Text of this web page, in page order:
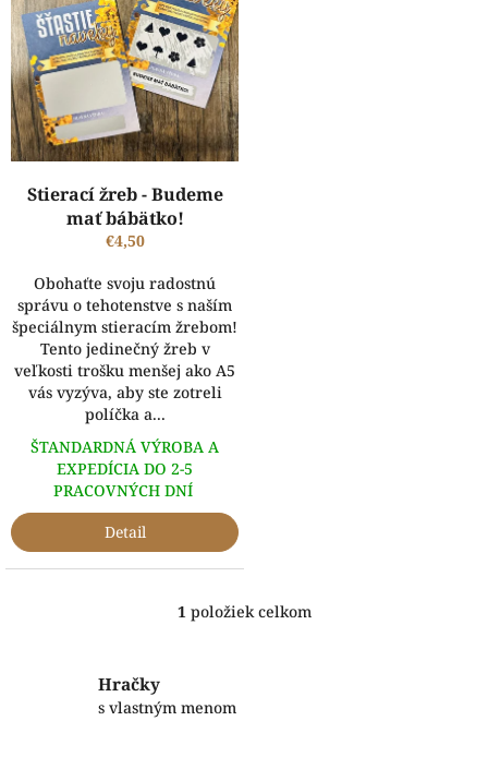
k
t
o
v
i
s
p
r
o
d
u
Stierací žreb - Budeme
mať bábätko!
€4,50
Obohaťte svoju radostnú
správu o tehotenstve s naším
špeciálnym stieracím žrebom!
Tento jedinečný žreb v
veľkosti trošku menšej ako A5
vás vyzýva, aby ste zotreli
políčka a...
ŠTANDARDNÁ VÝROBA A
EXPEDÍCIA DO 2-5
PRACOVNÝCH DNÍ
Detail
O
1 položiek celkom
Hračky
s vlastným menom